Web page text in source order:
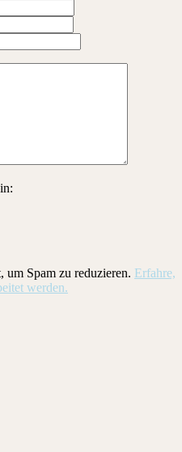
um Spam zu reduzieren. Erfahre,
werden.